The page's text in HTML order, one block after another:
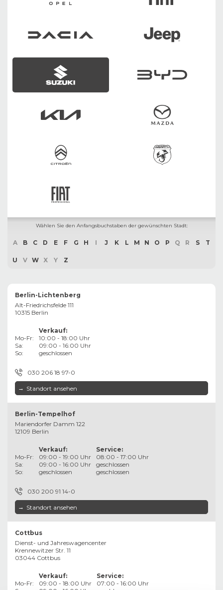
Wählen Sie den Anfangsbuchstaben der gewünschten Stadt:
A B C D E F G H I J K L M N O P Q R S T
U V W X Y Z
Berlin-Lichtenberg
Alt-Friedrichsfelde 111
10315 Berlin
Mo-Fr:
Sa:
So:
Verkauf:
10:00 - 18:00 Uhr
09:00 - 16:00 Uhr
geschlossen
030 206 18 97-0
→ Standort ansehen
Berlin-Tempelhof
Mariendorfer Damm 122
12109 Berlin
Mo-Fr:
Sa:
So:
Verkauf:
09:00 - 19:00 Uhr
09:00 - 16:00 Uhr
geschlossen
Service:
08:00 - 17:00 Uhr
geschlossen
geschlossen
030 200 91 14-0
→ Standort ansehen
Cottbus
Dienst- und Jahreswagencenter
Krennewitzer Str. 11
03044 Cottbus
Mo-Fr:
Verkauf:
09:00 - 18:00 Uhr
Service:
07:00 - 16:00 Uhr